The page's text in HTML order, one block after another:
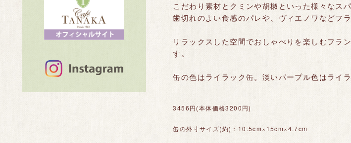
こだわり素材とクミンや胡椒といった様々なス
歯切れのよい食感のパレや、ヴィエノワなどフ
リラックスした空間でおしゃべりを楽しむフラ
す。
缶の色はライラック缶。淡いパープル色はライ
3456円(本体価格3200円)
缶の外寸サイズ(約)：10.5cm×15cm×4.7cm